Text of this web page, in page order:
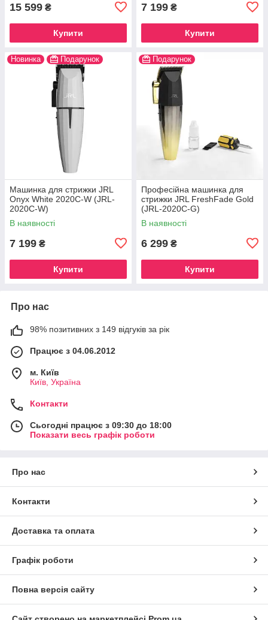
15 599 ₴
Купити
7 199 ₴
Купити
Новинка Подарунок
Машинка для стрижки JRL
Onyx White 2020C-W (JRL-
2020C-W)
В наявності
7 199 ₴
Купити
Подарунок
Професійна машинка для
стрижки JRL FreshFade Gold
(JRL-2020C-G)
В наявності
6 299 ₴
Купити
Про нас
98% позитивних з 149 відгуків за рік
Працює з 04.06.2012
м. Київ
Київ, Україна
Контакти
Сьогодні працює з 09:30 до 18:00
Показати весь графік роботи
Про нас
Контакти
Доставка та оплата
Графік роботи
Повна версія сайту